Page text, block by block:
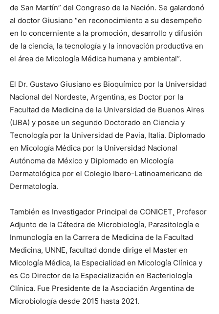
de San Martín” del Congreso de la Nación. Se galardonó
al doctor Giusiano “en reconocimiento a su desempeño
en lo concerniente a la promoción, desarrollo y difusión
de la ciencia, la tecnología y la innovación productiva en
el área de Micología Médica humana y ambiental”.
El Dr. Gustavo Giusiano es Bioquímico por la Universidad
Nacional del Nordeste, Argentina, es Doctor por la
Facultad de Medicina de la Universidad de Buenos Aires
(UBA) y posee un segundo Doctorado en Ciencia y
Tecnología por la Universidad de Pavia, Italia. Diplomado
en Micología Médica por la Universidad Nacional
Autónoma de México y Diplomado en Micología
Dermatológica por el Colegio Ibero-Latinoamericano de
Dermatología.
También es Investigador Principal de CONICET¸ Profesor
Adjunto de la Cátedra de Microbiología, Parasitología e
Inmunología en la Carrera de Medicina de la Facultad
Medicina, UNNE, facultad donde dirige el Master en
Micología Médica, la Especialidad en Micología Clínica y
es Co Director de la Especialización en Bacteriología
Clínica. Fue Presidente de la Asociación Argentina de
Microbiología desde 2015 hasta 2021.